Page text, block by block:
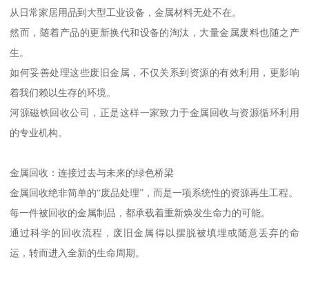
从日常家居用品到大型工业设备，金属材料无处不在。
然而，随着产品的更新换代和设备的淘汰，大量金属废料也随之产
生。
如何妥善处理这些废旧金属，不仅关系到资源的有效利用，更影响
着我们赖以生存的环境。
河源磁铁回收公司，正是这样一家致力于金属回收与资源循环利用
的专业机构。
金属回收：连接过去与未来的绿色桥梁
金属回收绝非简单的“废品处理”，而是一项系统性的资源再生工程。
每一件被回收的金属制品，都承载着重新焕发生命力的可能。
通过科学的回收流程，废旧金属得以摆脱被填埋或随意丢弃的命
运，转而进入全新的生命周期。